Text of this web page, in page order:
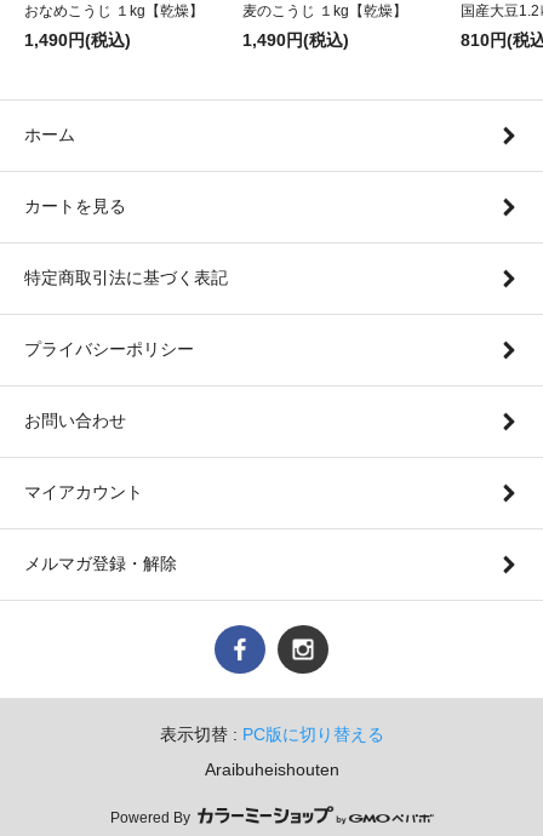
おなめこうじ １kg【乾燥】
1,490円(税込)
麦のこうじ １kg【乾燥】
1,490円(税込)
国産大豆1.2
810円(税
ホーム
カートを見る
特定商取引法に基づく表記
プライバシーポリシー
お問い合わせ
マイアカウント
メルマガ登録・解除
表示切替 : PC版に切り替える
Araibuheishouten
Powered By